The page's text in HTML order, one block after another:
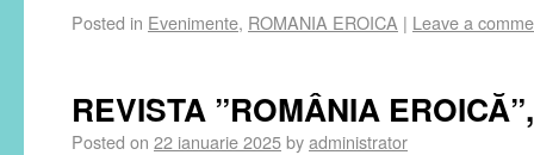
Posted in Evenimente, ROMANIA EROICA | Leave a
REVISTA ”ROMÂNIA
Posted on 22 ianuarie 2025byadministrator